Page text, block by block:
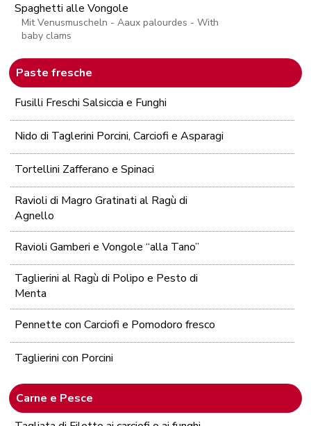
Spaghetti alle Vongole
Mit Venusmuscheln - Aaux palourdes - With
baby clams
Paste fresche
Fusilli Freschi Salsiccia e Funghi
Nido di Taglerini Porcini, Carciofi e Asparagi
Tortellini Zafferano e Spinaci
Ravioli di Magro Gratinati al Ragù di
Agnello
Ravioli Gamberi e Vongole “alla Tano”
Taglierini al Ragù di Polipo e Pesto di
Menta
Pennette con Carciofi e Pomodoro fresco
Taglierini con Porcini
Carne e Pesce